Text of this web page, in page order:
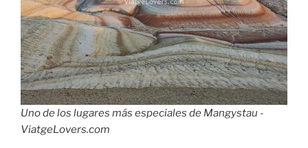
Uno de los lugares más especiales de Mangystau -
ViatgeLovers.com